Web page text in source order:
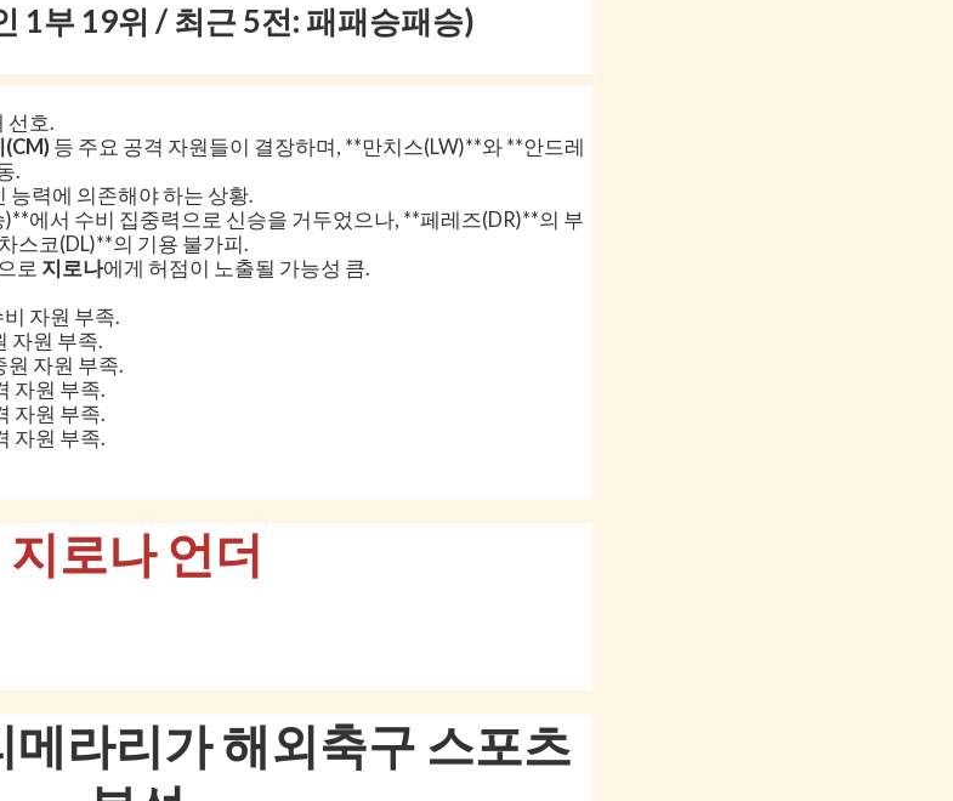
1부 19위 / 최근 5전: 패패승패승)
선호.
(CM) 등 주요 공격 자원들이 결장하며, **만치스(LW)**와 **안드레
.
능력에 의존해야 하는 상황.
에서 수비 집중력으로 신승을 거두었으나, **페레즈(DR)**의 부
스코(DL)**의 기용 불가피.
로 지로나에게 허점이 노출될 가능성 큼.
비 자원 부족.
자원 부족.
원 자원 부족.
자원 부족.
자원 부족.
자원 부족.
지로나 언더
라리가 해외축구 스포츠